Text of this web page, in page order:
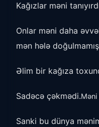
Kağızlar məni
Onlar məni daha
mən hələ
Əlim bir kağıza
Sadəcə çəkmədi.Məni
Sanki bu dünya